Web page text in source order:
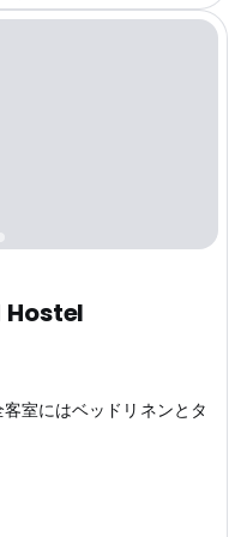
室にはベッドリネンとタ